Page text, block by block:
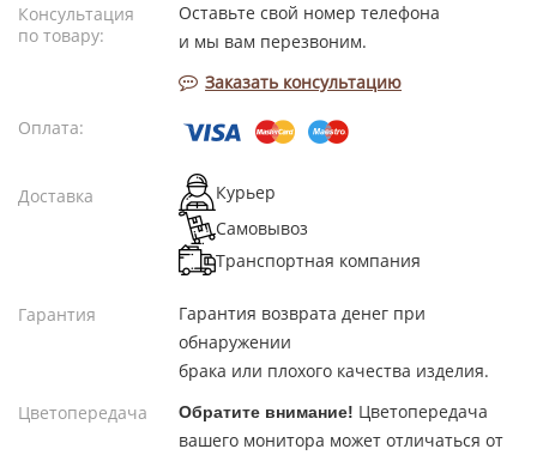
Консультация
по товару:
Оставьте свой номер телефона
и мы вам перезвоним.
Заказать консультацию
Оплата:
Доставка
Курьер
Самовывоз
Транспортная компания
Гарантия
Гарантия возврата денег при
обнаружении
брака или плохого качества изделия.
Цветопередача
Обратите внимание! Цветопередача
вашего монитора может отличаться от